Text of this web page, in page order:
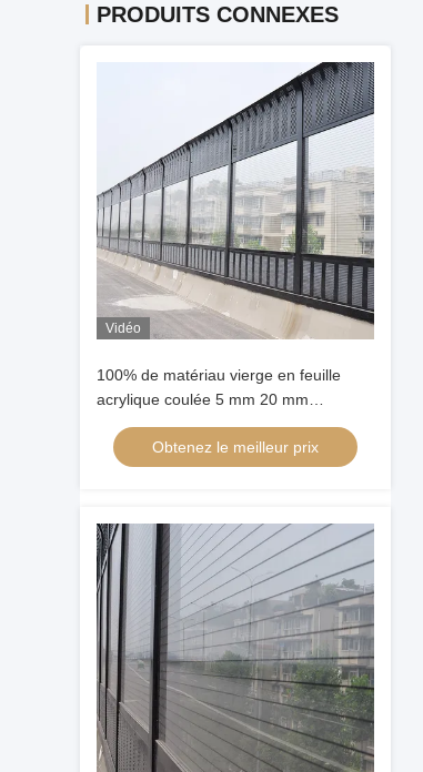
PRODUITS CONNEXES
Vidéo
100% de matériau vierge en feuille
acrylique coulée 5 mm 20 mm
Panneau durable pour barrière
acoustique extérieure
Obtenez le meilleur prix